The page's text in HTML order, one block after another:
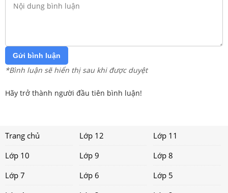
Gửi bình luận
*Bình luận sẽ hiển thị sau khi được duyệt
Hãy trở thành người đầu tiên bình luận!
Trang chủ Lớp 12
Lớp 11
Lớp 10
Lớp 9
Lớp 8
Lớp 7
Lớp 6
Lớp 5